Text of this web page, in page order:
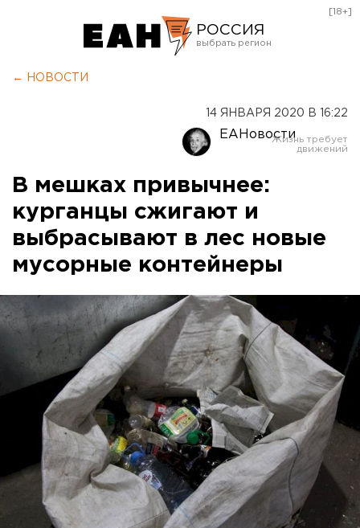
РОССИЯ
Оренбург
[18+]
← НОВОСТИ
14 ЯНВАРЯ 2020 В 16:22
ЕАНовости
В мешках привычнее:
курганцы сжигают и
выбрасывают в лес новые
мусорные контейнеры